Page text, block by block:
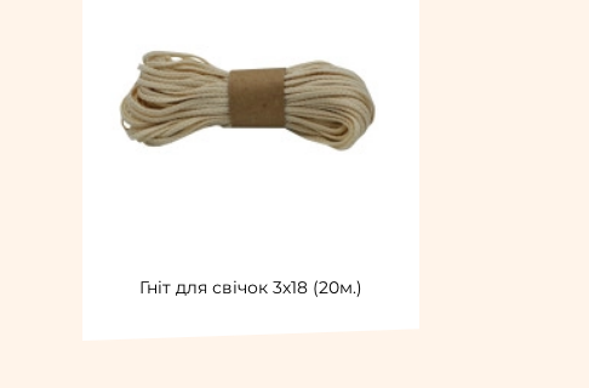
Гніт для свічок 3х18 (20м.)